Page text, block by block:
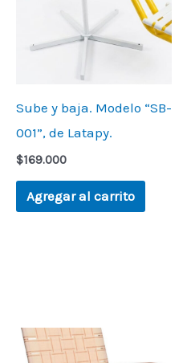
Sube y baja. Modelo “SB-
001”, de Latapy.
$169.000
Agregar al carrito